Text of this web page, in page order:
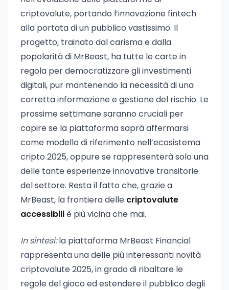
criptovalute, portando l’innovazione fintech
alla portata di un pubblico vastissimo. Il
progetto, trainato dal carisma e dalla
popolarità di MrBeast, ha tutte le carte in
regola per democratizzare gli investimenti
digitali, pur mantenendo la necessità di una
corretta informazione e gestione del rischio. Le
prossime settimane saranno cruciali per
capire se la piattaforma saprà affermarsi
come modello di riferimento nell’ecosistema
cripto 2025, oppure se rappresenterà solo una
delle tante esperienze innovative transitorie
del settore. Resta il fatto che, grazie a
MrBeast, la frontiera delle criptovalute
accessibiliè più vicina che mai.
In sintesi:la piattaforma MrBeast Financial
rappresenta una delle più interessanti novità
criptovalute 2025, in grado di ribaltare le
regole del gioco ed estendere il pubblico degli